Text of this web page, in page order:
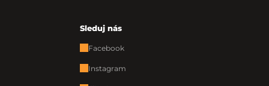
Sleduj nás
Facebook
Instagram